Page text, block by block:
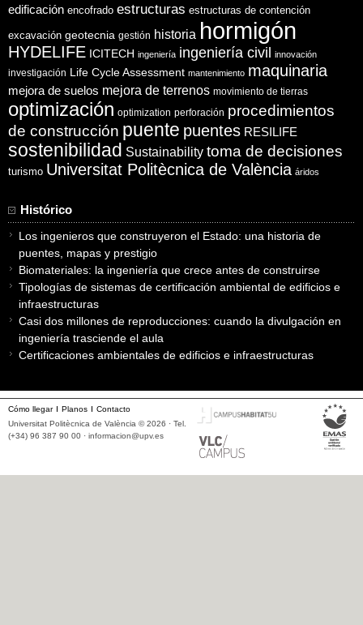
edificación encofrado estructuras estructuras de contención
excavación geotecnia gestión historia hormigón
HYDELIFE ICITECH ingeniería ingeniería civil innovación
investigación Life Cycle Assessment mantenimiento maquinaria
mejora de suelos mejora de terrenos movimiento de tierras
optimización optimization perforación procedimientos
de construcción puente puentes RESILIFE
sostenibilidad Sustainability toma de decisiones
turismo Universitat Politècnica de València áridos
Histórico
Los ingenieros que construyeron el Estado: una historia de
puentes, mapas y prestigio
Biomateriales: la ingeniería que crece antes de construirse
Tipologías de sistemas de certificación ambiental de edificios e
infraestructuras
Casi dos millones de reproducciones: cuando la divulgación en
ingeniería trasciende el aula
Certificaciones ambientales de edificios e infraestructuras
Cómo llegar Planos
Contacto
Universitat Politècnica de València © 2026 · Tel.
(+34) 96 387 90 00 · informacion@upv.es